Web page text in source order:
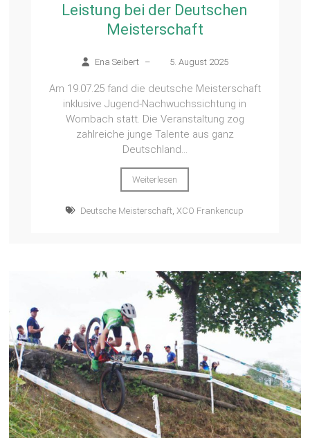
Leistung bei der Deutschen
Meisterschaft
Ena Seibert – 5. August 2025
Am 19.07.25 fand die deutsche Meisterschaft
inklusive Jugend-Nachwuchssichtung in
Wombach statt. Die Veranstaltung zog
zahlreiche junge Talente aus ganz
Deutschland...
Weiterlesen
Deutsche Meisterschaft, XCO Frankencup